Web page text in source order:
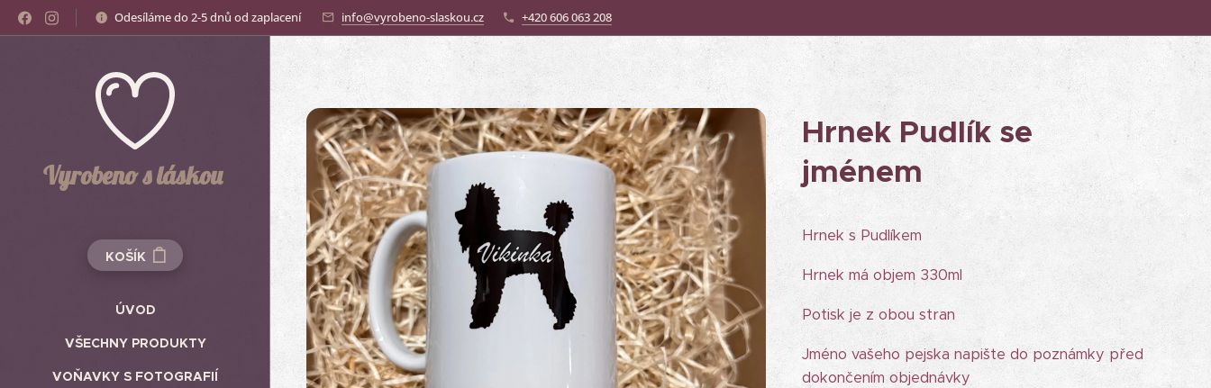
Odesíláme do 2-5 dnů od zaplacení info@vyrobeno-slaskou.cz +420 606 063 208
Vyrobeno s láskou
KOŠÍK
ÚVOD
VŠECHNY PRODUKTY
VOŇAVKY S FOTOGRAFIÍ
Hrnek Pudlík se
jménem
Hrnek s Pudlíkem
Hrnek má objem 330ml
Potisk je z obou stran
Jméno vašeho pejska napište do poznámky před
dokončením objednávky